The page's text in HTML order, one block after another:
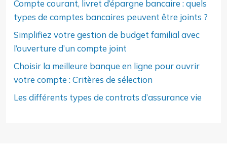
Compte courant, livret d’épargne bancaire : quels
types de comptes bancaires peuvent être joints ?
Simplifiez votre gestion de budget familial avec
l’ouverture d’un compte joint
Choisir la meilleure banque en ligne pour ouvrir
votre compte : Critères de sélection
Les différents types de contrats d’assurance vie